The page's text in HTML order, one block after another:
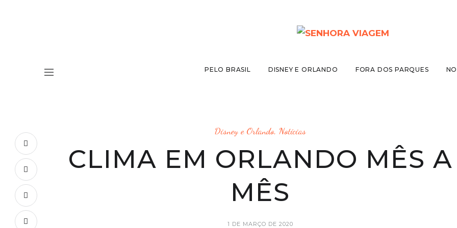
PELO BRASIL DISNEY E ORLANDO FORA DOS PARQUES
Disney e Orlando, Notícias
CLIMA EM ORLANDO MÊS A
MÊS
1 DE MARÇO DE 2020